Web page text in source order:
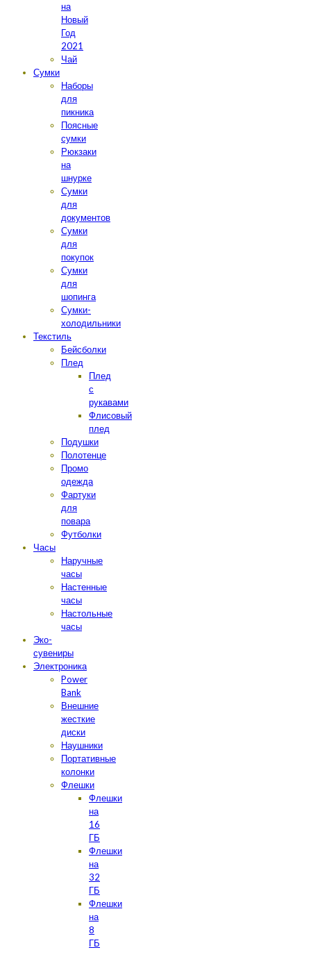
на
Новый
Год
2021
Чай
Сумки
Наборы
для
пикника
Поясные
сумки
Рюкзаки
на
шнурке
Сумки
для
документов
Сумки
для
покупок
Сумки
для
шопинга
Сумки-
холодильники
Текстиль
Бейсболки
Плед
Плед
с
рукавами
Флисовый
плед
Подушки
Полотенце
Промо
одежда
Фартуки
для
повара
Футболки
Часы
Наручные
часы
Настенные
часы
Настольные
часы
Эко-
сувениры
Электроника
Power
Bank
Внешние
жесткие
диски
Наушники
Портативные
колонки
Флешки
Флешки
на
16
ГБ
Флешки
на
32
ГБ
Флешки
на
8
ГБ